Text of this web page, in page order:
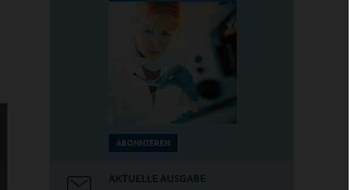
ABONNIEREN
AKTUELLE AUSGABE